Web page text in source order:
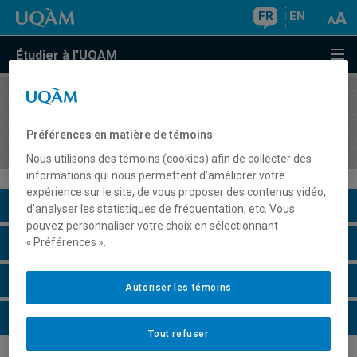
FR EN
Étudier à l'UQAM
COURS//
sciences sociales
Description du cours
Horaire - Été 2026
Horaire - Automne 2026
Horaire - Hiver 2027
Préférences en matière de témoins
Nous utilisons des témoins (cookies) afin de collecter des
informations qui nous permettent d’améliorer votre
expérience sur le site, de vous proposer des contenus vidéo,
d’analyser les statistiques de fréquentation, etc. Vous
pouvez personnaliser votre choix en sélectionnant
« Préférences ».
Tout refuser
Autoriser les témoins